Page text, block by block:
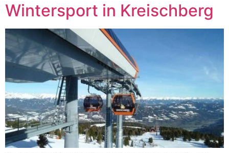
Wintersport in Kreischberg